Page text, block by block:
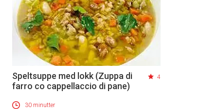
Speltsuppe med lokk (Zuppa di
farro co cappellaccio di pane)
4
30 minutter